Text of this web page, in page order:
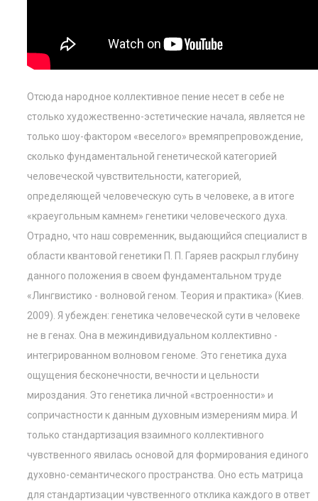
Отсюда народное коллективное пение несет в себе не
столько художественно-эстетические начала, является не
только шоу-фактором «веселого» времяпрепровождение,
сколько фундаментальной генетической категорией
человеческой чувствительности, категорией,
определяющей человеческую суть в человеке, а в итоге
«краеугольным камнем» генетики человеческого духа.
Отрадно, что наш современник, выдающийся специалист в
области квантовой генетики П. П. Гаряев раскрыл глубину
данного положения в своем фундаментальном труде
«Лингвистико - волновой геном. Теория и практика» (Киев.
2009). Я убежден: генетика человеческой сути в человеке
не в генах. Она в межиндивидуальном коллективно -
интегрированном волновом геноме. Это генетика духа
ощущения бесконечности, вечности и цельности
мироздания. Это генетика личной «встроенности» и
сопричастности к данным духовным измерениям мира. И
только стандартизация взаимного коллективного
чувственного явилась основой для формирования единого
духовно-семантического пространства. Оно есть матрица
для стандартизации чувственного отклика каждого в ответ